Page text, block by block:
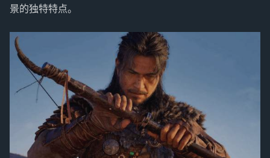
景的独特特点。